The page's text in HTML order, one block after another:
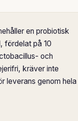
en probiotisk
fördelat på 10
och
kräver inte
leverans genom hela